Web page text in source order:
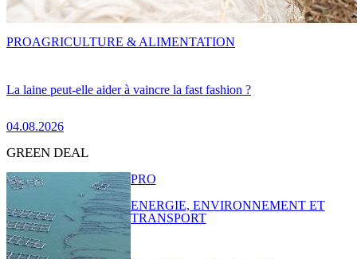
La laine peut-elle aider à vaincre la fast fashion ?
04.08.2026
PROAGRICULTURE & ALIMENTATION
GREEN DEAL
PRO
ENERGIE, ENVIRONNEMENT ET
TRANSPORT